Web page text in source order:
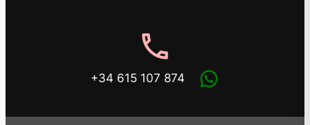
phone
+34 615 107 874